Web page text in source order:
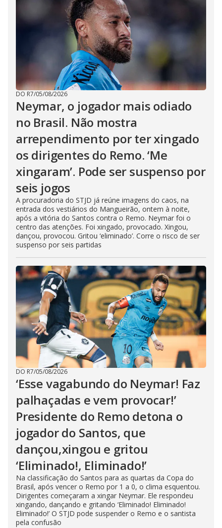
DO R7/05/08/2026
Neymar, o jogador mais odiado
no Brasil. Não mostra
arrependimento por ter xingado
os dirigentes do Remo. ‘Me
xingaram’. Pode ser suspenso por
seis jogos
A procuradoria do STJD já reúne imagens do caos, na
entrada dos vestiários do Mangueirão, ontem à noite,
após a vitória do Santos contra o Remo. Neymar foi o
centro das atenções. Foi xingado, provocado. Xingou,
dançou, provocou. Gritou ‘eliminado’. Corre o risco de ser
suspenso por seis partidas
DO R7/05/08/2026
‘Esse vagabundo do Neymar! Faz
palhaçadas e vem provocar!’
Presidente do Remo detona o
jogador do Santos, que
dançou,xingou e gritou
‘Eliminado!, Eliminado!’
Na classificação do Santos para as quartas da Copa do
Brasil, após vencer o Remo por 1 a 0, o clima esquentou.
Dirigentes começaram a xingar Neymar. Ele respondeu
xingando, dançando e gritando ‘Eliminado! Eliminado!
Eliminado!’ O STJD pode suspender o Remo e o santista
pela confusão